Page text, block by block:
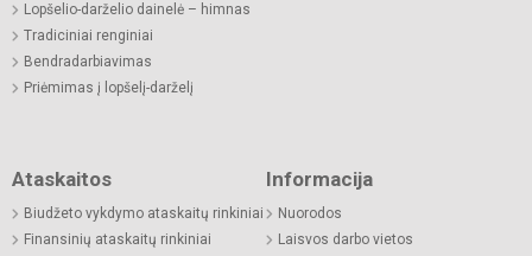
Lopšelio-darželio dainelė – himnas
Tradiciniai renginiai
Bendradarbiavimas
Priėmimas į lopšelį-darželį
Ataskaitos
Biudžeto vykdymo ataskaitų rinkiniai
Finansinių ataskaitų rinkiniai
Informacija
Nuorodos
Laisvos darbo vietos